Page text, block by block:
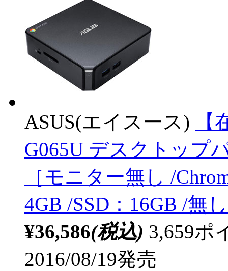
ASUS(エイスース)
G065U デスクトップ
［モニター無し /
4GB /SSD：16GB /無
¥36,586(税込) 3,659ポ
2016/08/19発売